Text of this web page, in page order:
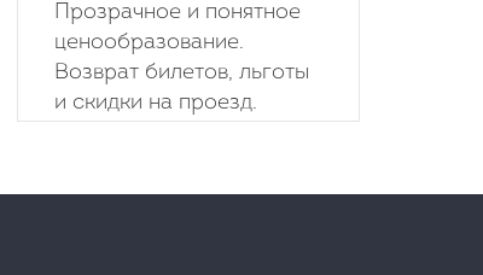
Прозрачное и понятное
ценообразование.
Возврат билетов, льготы
и скидки на проезд.